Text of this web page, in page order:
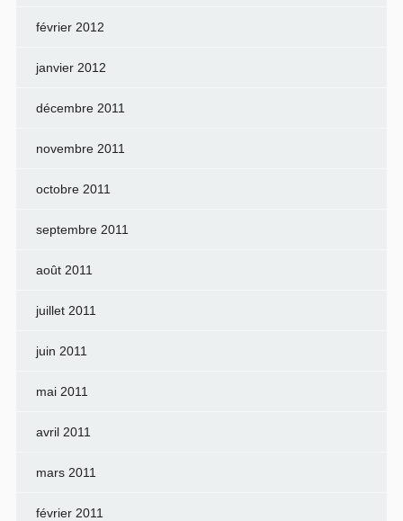
février 2012
janvier 2012
décembre 2011
novembre 2011
octobre 2011
septembre 2011
août 2011
juillet 2011
juin 2011
mai 2011
avril 2011
mars 2011
février 2011